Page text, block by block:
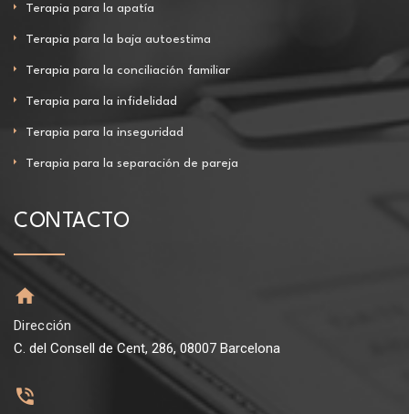
Terapia para la apatía
Terapia para la baja autoestima
Terapia para la conciliación familiar
Terapia para la infidelidad
Terapia para la inseguridad
Terapia para la separación de pareja
CONTACTO
Dirección
C. del Consell de Cent, 286, 08007 Barcelona